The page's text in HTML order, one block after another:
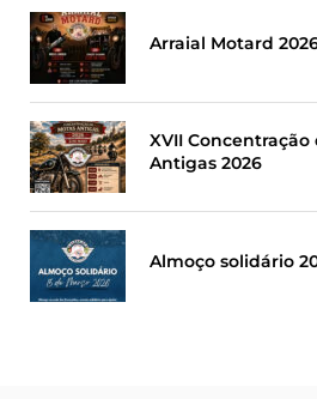
Arraial Motard
XVII Concentração
Antigas 2026
Almoço solidário